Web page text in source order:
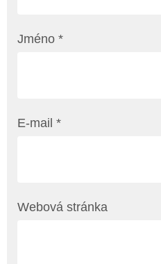
Jméno *
E-mail *
Webová stránka